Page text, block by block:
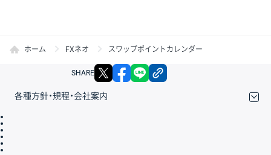
ホーム FXネオ スワップポイントカレンダー
SHARE X facebook
各種方針・規程・会社案内